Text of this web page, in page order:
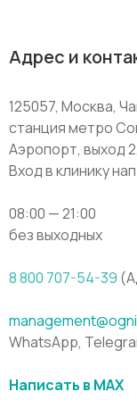
Адрес и
125057, Москва,
станция метро
Аэропорт, выход
Вход в клинику
08:00 — 21:00
без выходных
8 800 707-54-39
WhatsApp,
Написать в MAX